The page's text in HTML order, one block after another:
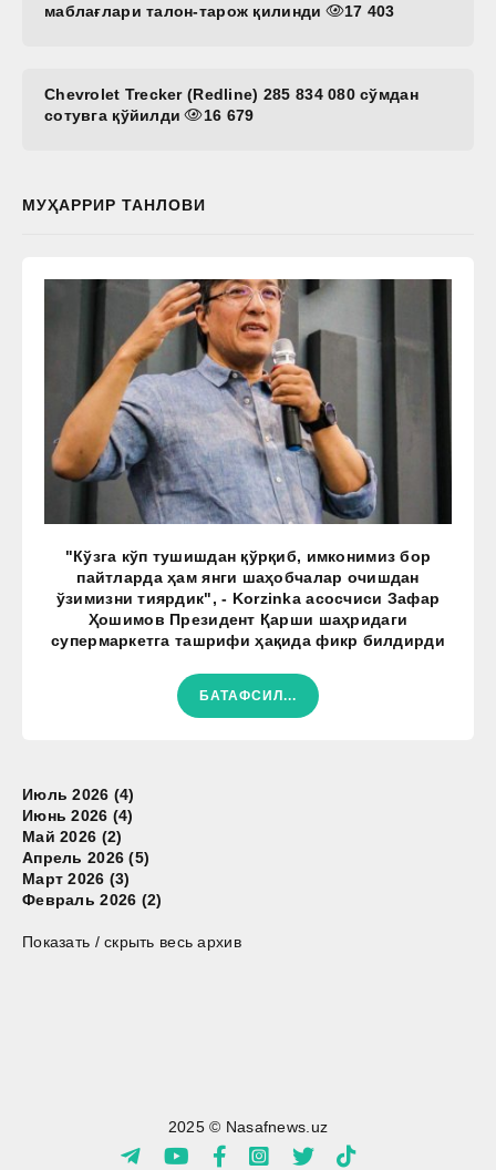
маблағлари талон-тарож қилинди
17 403
Chevrolet Trecker (Redline) 285 834 080 сўмдан
сотувга қўйилди
16 679
МУҲАРРИР ТАНЛОВИ
"Кўзга кўп тушишдан қўрқиб, имконимиз бор
пайтларда ҳам янги шаҳобчалар очишдан
ўзимизни тиярдик", - Korzinka асосчиси Зафар
Ҳошимов Президент Қарши шаҳридаги
супермаркетга ташрифи ҳақида фикр билдирди
БАТАФСИЛ...
Июль 2026 (4)
Июнь 2026 (4)
Май 2026 (2)
Апрель 2026 (5)
Март 2026 (3)
Февраль 2026 (2)
Показать / скрыть весь архив
2025 © Nasafnews.uz